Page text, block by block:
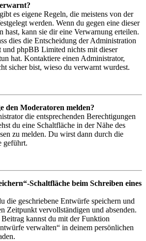
es eigene Regeln, die meistens von der
werden. Wenn du gegen eine dieser
hast, kann sie dir eine Verwarnung erteilen.
dies die Entscheidung der Administration
und phpBB Limited nichts mit dieser
hat. Kontaktiere einen Administrator,
sicher bist, wieso du verwarnt wurdest.
den Moderatoren melden?
die entsprechenden Berechtigungen
du eine Schaltfläche in der Nähe des
zu melden. Du wirst dann durch die
geführt.
Schaltfläche beim Schreiben eines
die geschriebene Entwürfe speichern und
Zeitpunkt vervollständigen und absenden.
kannst du mit der Funktion
verwalten“ in deinem persönlichen